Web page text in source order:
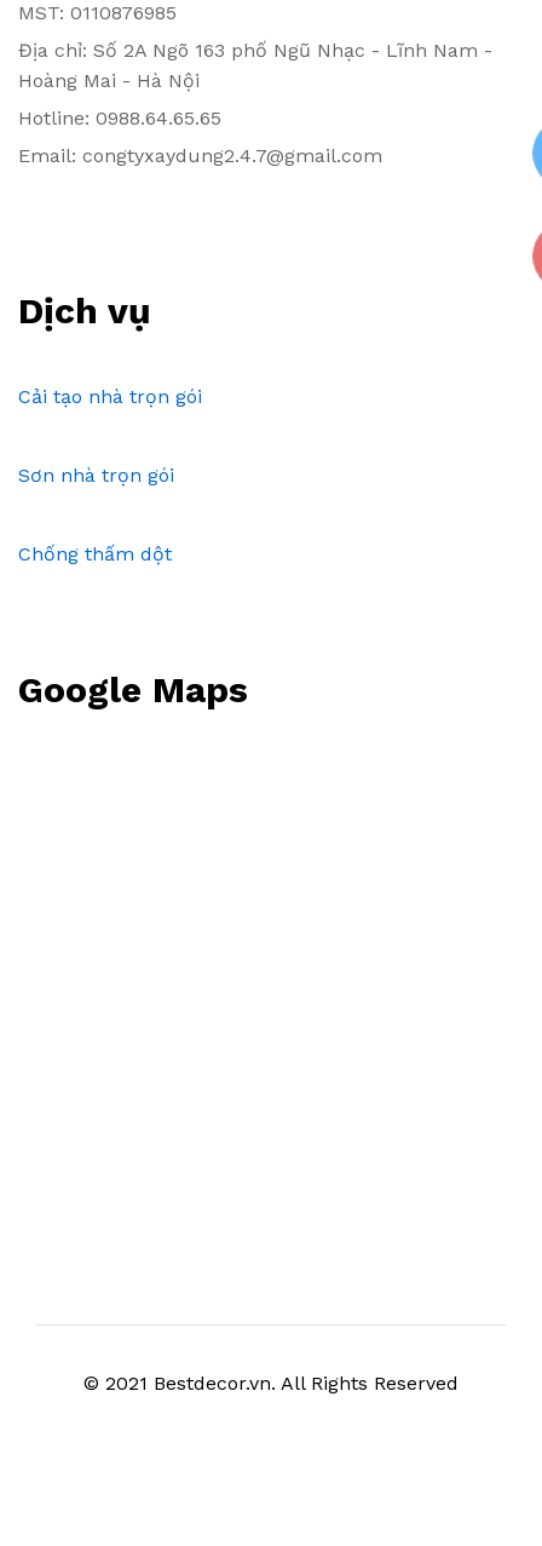
MST: 0110876985
Địa chỉ: Số 2A Ngõ 163 phố Ngũ Nhạc - Lĩnh Nam -
Hoàng Mai - Hà Nội
Hotline: 0988.64.65.65
Email: congtyxaydung2.4.7@gmail.com
Dịch vụ
Cải tạo nhà trọn gói
Sơn nhà trọn gói
Chống thấm dột
Google Maps
© 2021 Bestdecor.vn. All Rights Reserved